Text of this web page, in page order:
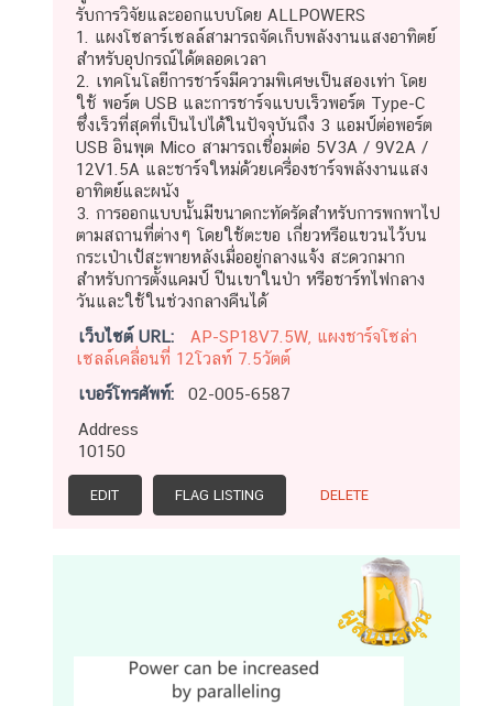
รับการวิจัยและออกแบบโดย ALLPOWERS
1. แผงโซลาร์เซลล์สามารถจัดเก็บพลังงานแสงอาทิตย์
สำหรับอุปกรณ์ได้ตลอดเวลา
2. เทคโนโลยีการชาร์จมีความพิเศษเป็นสองเท่า โดย
ใช้ พอร์ต USB และการชาร์จแบบเร็วพอร์ต Type-C
ซึ่งเร็วที่สุดที่เป็นไปได้ในปัจจุบันถึง 3 แอมป์ต่อพอร์ต
USB อินพุต Mico สามารถเชื่อมต่อ 5V3A / 9V2A /
12V1.5A และชาร์จใหม่ด้วยเครื่องชาร์จพลังงานแสง
อาทิตย์และผนัง
3. การออกแบบนั้นมีขนาดกะทัดรัดสำหรับการพกพาไป
ตามสถานที่ต่างๆ โดยใช้ตะขอ เกี่ยวหรือแขวนไว้บน
กระเป๋าเป้สะพายหลังเมื่ออยู่กลางแจ้ง สะดวกมาก
สำหรับการตั้งแคมป์ ปีนเขาในป่า หรือชาร์ทไฟกลาง
วันและใช้ในช่วงกลางคืนได้
เว็บไซต์ URL:
AP-SP18V7.5W, แผงชาร์จโซล่า
เซลล์เคลื่อนที่ 12โวลท์ 7.5วัตต์
เบอร์โทรศัพท์:
02-005-6587
Address
10150
EDIT FLAG LISTING DELETE